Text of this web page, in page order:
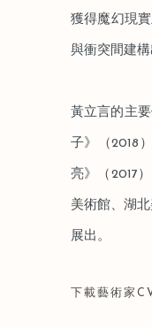
獲得魔幻現
與衝突間建構
黃立言的主
⼦》（2018
亮》（2017
美術館、湖
展出。
下載藝術家